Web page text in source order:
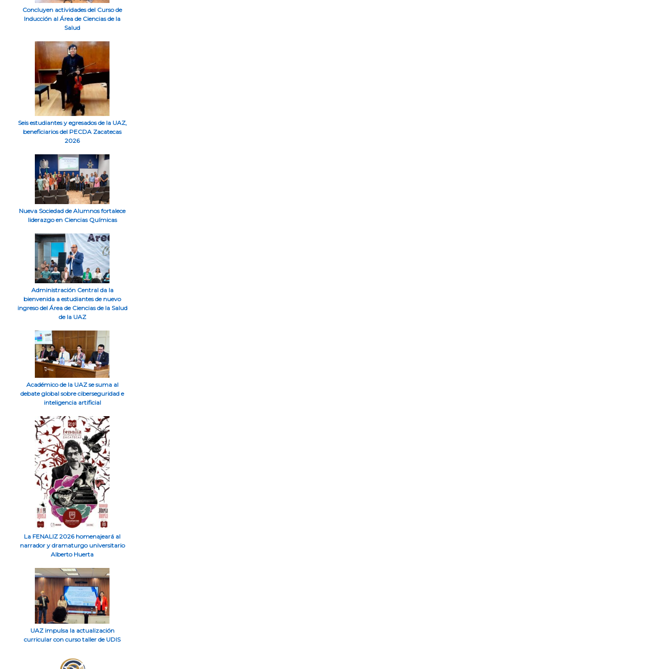
Concluyen actividades del Curso de
Inducción al Área de Ciencias de la
Salud
Seis estudiantes y egresados de la UAZ,
beneficiarios del PECDA Zacatecas
2026
Nueva Sociedad de Alumnos fortalece
liderazgo en Ciencias Químicas
Administración Central da la
bienvenida a estudiantes de nuevo
ingreso del Área de Ciencias de la Salud
de la UAZ
Académico de la UAZ se suma al
debate global sobre ciberseguridad e
inteligencia artificial
La FENALIZ 2026 homenajeará al
narrador y dramaturgo universitario
Alberto Huerta
UAZ impulsa la actualización
curricular con curso taller de UDIS